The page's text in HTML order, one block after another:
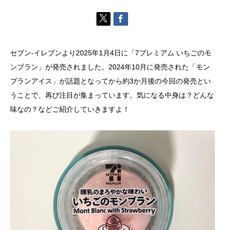
セブン-イレブンより2025年1月4日に「7プレミアム いちごのモ
ンブラン」が発売されました。2024年10月に発売された「モン
ブランアイス」が話題となってから約3か月後の今回の発売とい
うことで、再び注目が集まっています。気になる中身は？どんな
味なの？などご紹介していきますよ！